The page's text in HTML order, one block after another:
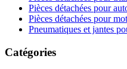
Pièces détachées pour
Pièces détachées pour
Pneumatiques et jantes
Catégories